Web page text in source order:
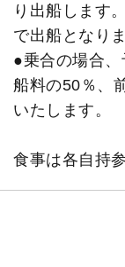
り出船します
で出船となり
●乗合の場合
船料の50％、
いたします。
食事は各自持